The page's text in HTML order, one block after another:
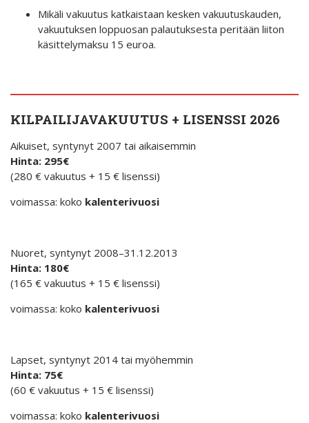
Mikäli vakuutus katkaistaan kesken vakuutuskauden,
vakuutuksen loppuosan palautuksesta peritään liiton
käsittelymaksu 15 euroa.
KILPAILIJAVAKUUTUS + LISENSSI 2026
Aikuiset, syntynyt 2007 tai aikaisemmin
Hinta: 295€
(280 € vakuutus + 15 € lisenssi)
voimassa: koko kalenterivuosi
Nuoret, syntynyt 2008–31.12.2013
Hinta: 180€
(165 € vakuutus + 15 € lisenssi)
voimassa: koko kalenterivuosi
Lapset, syntynyt 2014 tai myöhemmin
Hinta: 75€
(60 € vakuutus + 15 € lisenssi)
voimassa: koko kalenterivuosi